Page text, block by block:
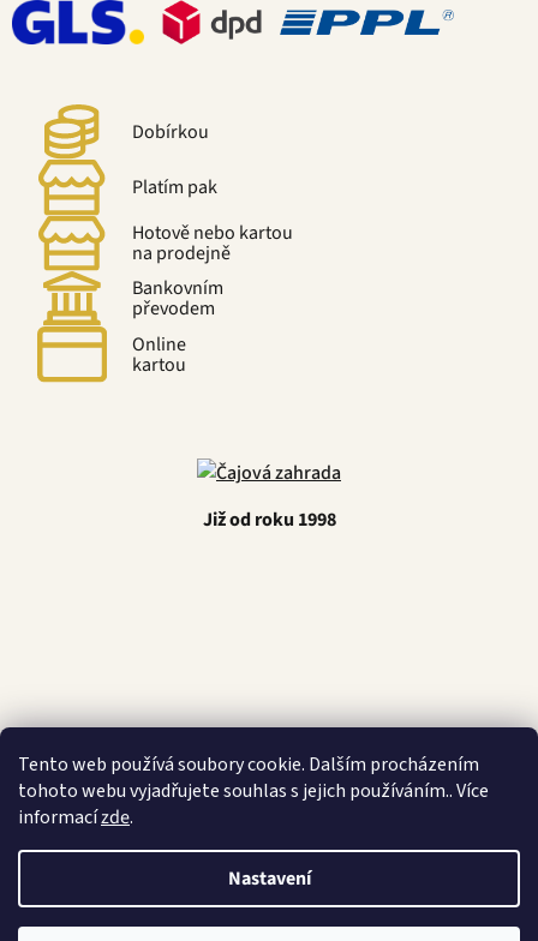
Tento web používá soubory cookie. Dalším procházením
tohoto webu vyjadřujete souhlas s jejich používáním.. Více
informacízde.
Nastavení
Dobírkou
Platím pak
Hotově nebo kartou
na prodejně
Bankovním
převodem
Online
kartou
Již od roku 1998
Latino Café
Vytvořil Shoptet